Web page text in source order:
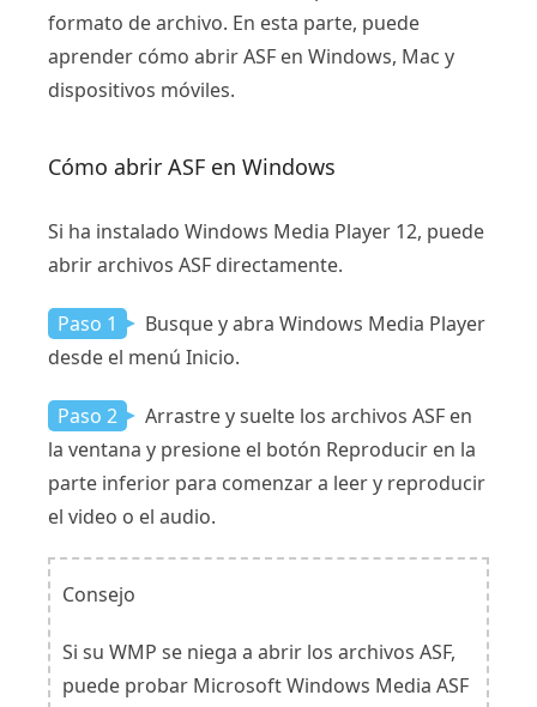
formato de archivo. En esta parte, puede
aprender cómo abrir ASF en Windows, Mac y
dispositivos móviles.
Cómo abrir ASF en Windows
Si ha instalado Windows Media Player 12, puede
abrir archivos ASF directamente.
Paso 1
Busque y abra Windows Media Player
desde el menú Inicio.
Paso 2
Arrastre y suelte los archivos ASF en
la ventana y presione el botón Reproducir en la
parte inferior para comenzar a leer y reproducir
el video o el audio.
Consejo
Si su WMP se niega a abrir los archivos ASF,
puede probar Microsoft Windows Media ASF